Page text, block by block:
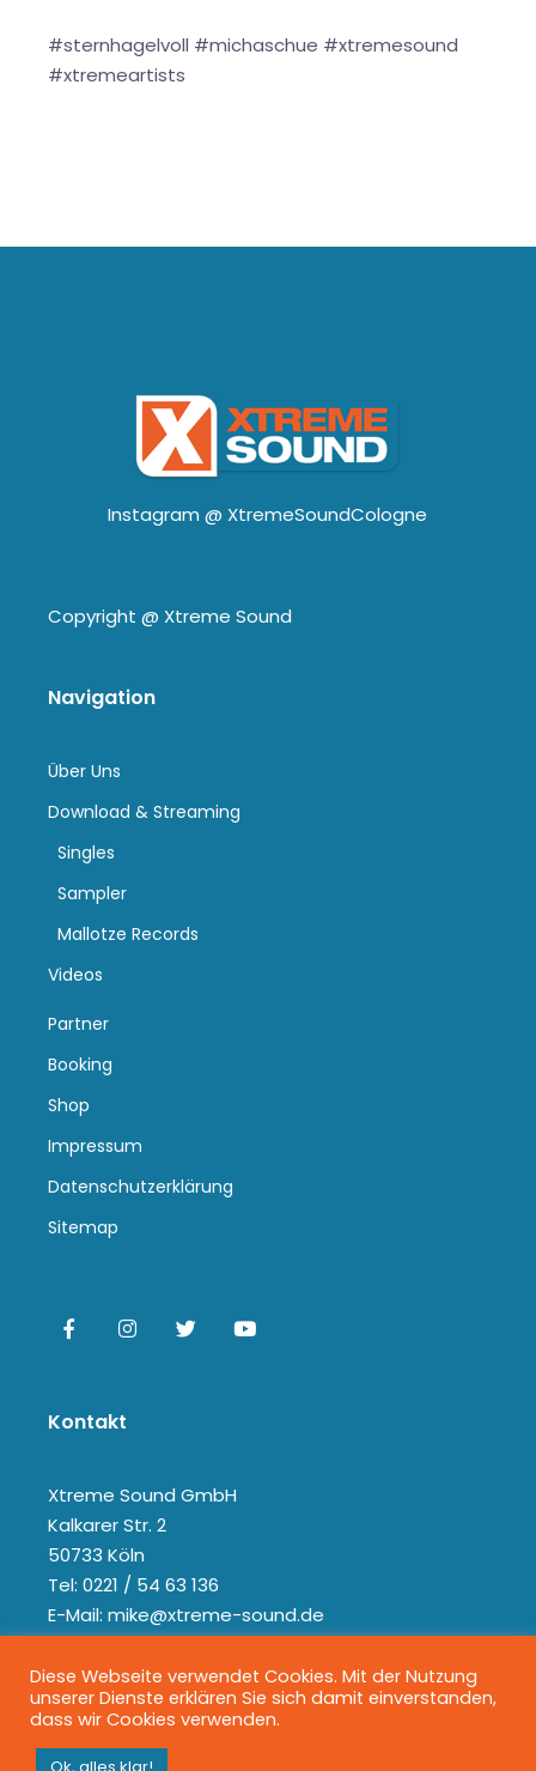
#sternhagelvoll #michaschue #xtremesound
#xtremeartists
Instagram @ XtremeSoundCologne
Copyright @ Xtreme Sound
Navigation
Über Uns
Download & Streaming
Singles
Sampler
Mallotze Records
Videos
Partner
Booking
Shop
Impressum
Datenschutzerklärung
Sitemap
Kontakt
Xtreme Sound GmbH
Kalkarer Str. 2
50733 Köln
Tel: 0221 / 54 63 136
E-Mail: mike@xtreme-sound.de
Diese Webseite verwendet Cookies. Mit der Nutzung
unserer Dienste erklären Sie sich damit einverstanden,
dass wir Cookies verwenden.